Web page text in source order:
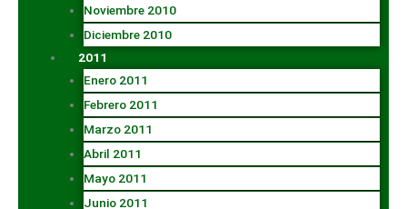
Noviembre 2010
Diciembre 2010
2011
Enero 2011
Febrero 2011
Marzo 2011
Abril 2011
Mayo 2011
Junio 2011